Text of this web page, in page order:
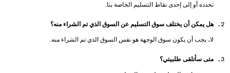
تحدده أو إلى إحدى نقاط التسليم الخاصة بنا.
هل يمكن أن يختلف سوق التسليم عن السوق الذي تم الشراء منه؟
لا، يجب أن يكون سوق الوجهة هو نفس السوق الذي تم الشراء منه.
متى سأتلقى طلبيتي؟